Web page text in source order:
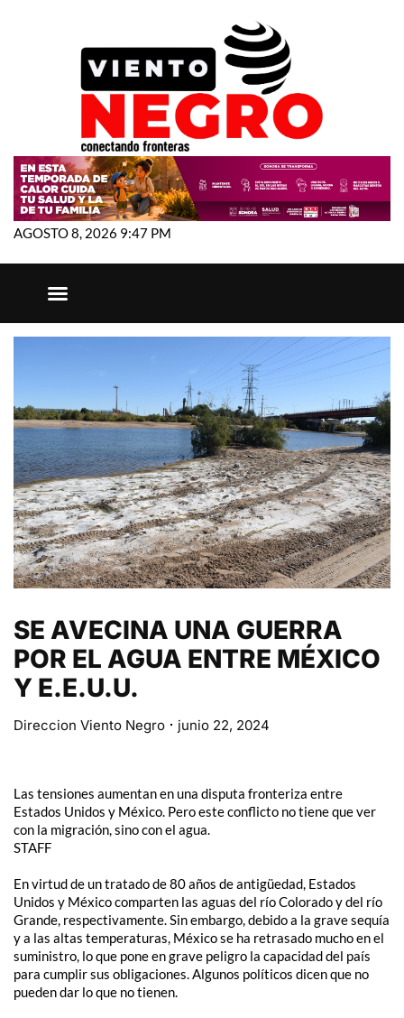
AGOSTO 8, 2026 9:47 PM
SE AVECINA UNA GUERRA
POR EL AGUA ENTRE MÉXICO
Y E.E.U.U.
Direccion Viento Negro junio 22, 2024
Las tensiones aumentan en una disputa fronteriza entre
Estados Unidos y México. Pero este conflicto no tiene que ver
con la migración, sino con el agua.
STAFF
En virtud de un tratado de 80 años de antigüedad, Estados
Unidos y México comparten las aguas del río Colorado y del río
Grande, respectivamente. Sin embargo, debido a la grave sequía
y a las altas temperaturas, México se ha retrasado mucho en el
suministro, lo que pone en grave peligro la capacidad del país
para cumplir sus obligaciones. Algunos políticos dicen que no
pueden dar lo que no tienen.